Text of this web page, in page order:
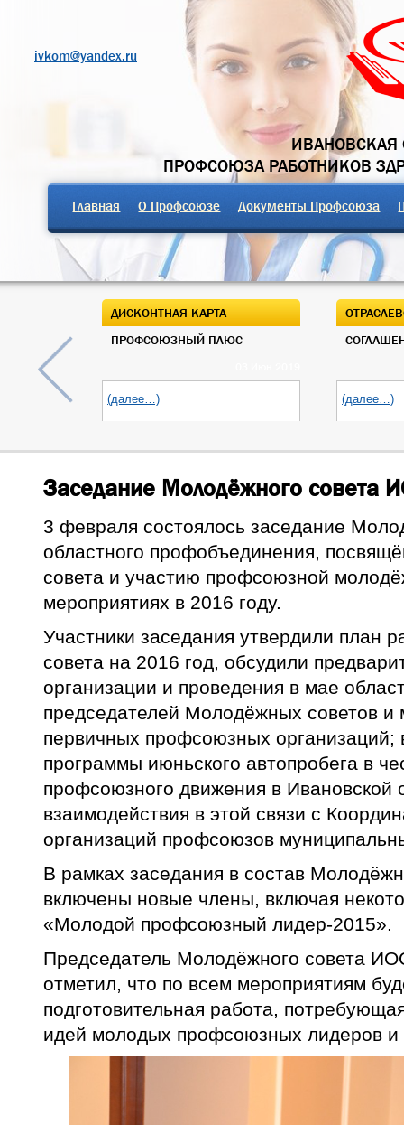
ivkom@yandex.ru
ИВАНОВСКАЯ
ПРОФСОЮЗА РАБОТНИКОВ
Главная О Профсоюзе Документы Профсоюза
ДИСКОНТНАЯ КАРТА
ПРОФСОЮЗНЫЙ ПЛЮС
(далее…) (далее…)
Заседание Молодёжного совета
3 февраля состоялось заседание
областного профобъединения,
совета и участию профсоюзной
мероприятиях в 2016 году.
Участники заседания утвердили план
совета на 2016 год, обсудили
организации и проведения в мае
председателей Молодёжных советов и
первичных профсоюзных
программы июньского автопробега в
профсоюзного движения в Ивановской
взаимодействия в этой связи с
организаций профсоюзов
В рамках заседания в состав
включены новые члены, включая
«Молодой профсоюзный лидер-2015».
Председатель Молодёжного совета
отметил, что по всем мероприятиям
подготовительная работа,
идей молодых профсоюзных лидеров и